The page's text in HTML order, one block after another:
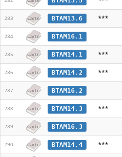
283 Carte BTAM13.6 ***
284 Carte BTAM16.1
285 Carte BTAM14.1 ***
286 Carte BTAM14.2 ***
287 Carte BTAM16.2
288 Carte BTAM14.3 ***
289 Carte BTAM16.3
290 Carte BTAM14.4 ***